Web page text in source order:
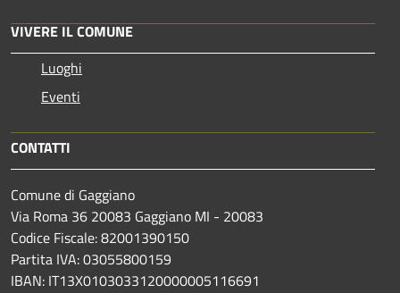
VIVERE IL COMUNE
Luoghi
Eventi
CONTATTI
Comune di Gaggiano
Via Roma 36 20083 Gaggiano MI - 20083
Codice Fiscale: 82001390150
Partita IVA: 03055800159
IBAN: IT13X0103033120000005116691